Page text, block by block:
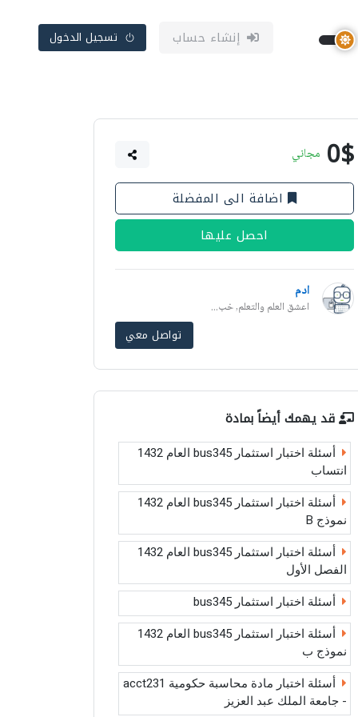
إنشاء حساب تسجيل الدخول
0$ مجاني
اضافة الى المفضلة
احصل عليها
ادم
اعشق العلم والتعلم, خب...
تواصل معي
قد يهمك أيضاً بمادة
أسئلة اختبار استثمار bus345 العام 1432
انتساب
أسئلة اختبار استثمار bus345 العام 1432
نموذج B
أسئلة اختبار استثمار bus345 العام 1432
الفصل الأول
أسئلة اختبار استثمار bus345
أسئلة اختبار استثمار bus345 العام 1432
نموذج ب
أسئلة اختبار مادة محاسبة حكومية acct231
- جامعة الملك عبد العزيز